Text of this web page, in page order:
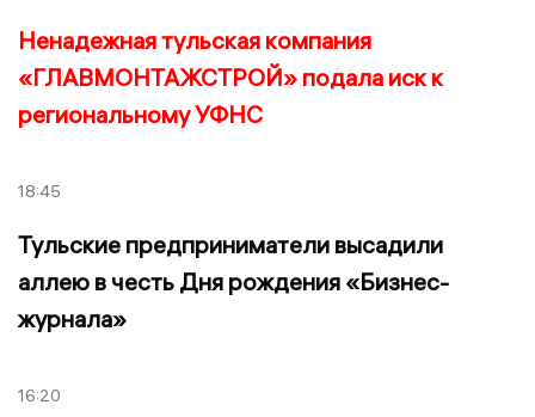
Ненадежная тульская компания
«ГЛАВМОНТАЖСТРОЙ» подала иск к
региональному УФНС
18:45
Тульские предприниматели высадили
аллею в честь Дня рождения «Бизнес-
журнала»
16:20